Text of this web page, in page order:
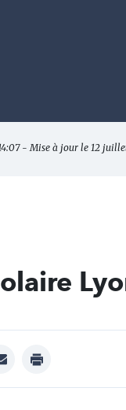
- Mise à jour le 12
mail print